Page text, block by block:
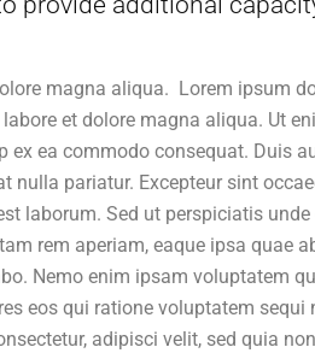
magna aliqua. Lorem ipsum
et dolore magna aliqua. Ut
ea commodo consequat. Duis
nulla pariatur. Excepteur sint
laborum. Sed ut perspiciatis
rem aperiam, eaque ipsa quae
Nemo enim ipsam voluptatem
eos qui ratione voluptatem sequi
adipisci velit, sed quia